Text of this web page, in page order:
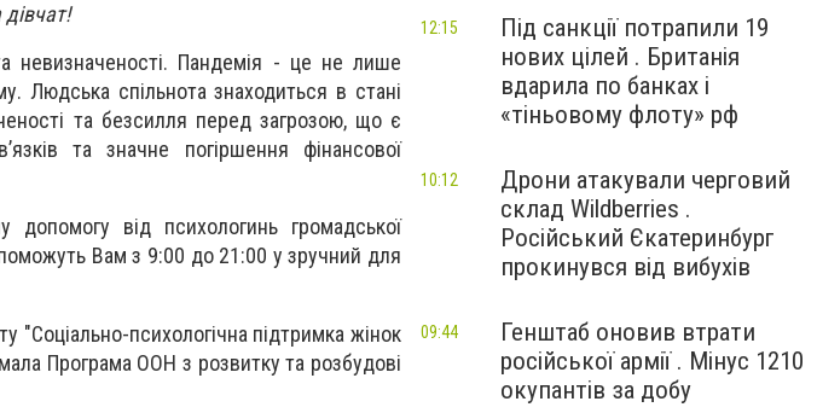
невизначеності. Пандемія - це не лише
Людська спільнота знаходиться в стані
та безсилля перед загрозою, що є
та значне погіршення фінансової
допомогу від психологинь громадської
Вам з 9:00 до 21:00 у зручний для
"Соціально-психологічна підтримка жінок
Програма ООН з розвитку та розбудові
Під санкції потрапили 19
нових цілей . Британія
вдарила по банках і
«тіньовому флоту» рф
12:15
Дрони атакували черговий
склад Wildberries .
Російський Єкатеринбург
прокинувся від вибухів
10:12
Генштаб оновив втрати
російської армії . Мінус 1210
окупантів за добу
09:44